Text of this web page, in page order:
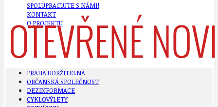
SPOLUPRACUJTE S NÁMI!
KONTAKT
O PROJEKTU
PRAHA UDRŽITELNÁ
OBČANSKÁ SPOLEČNOST
DEZINFORMACE
CYKLOVÝLETY